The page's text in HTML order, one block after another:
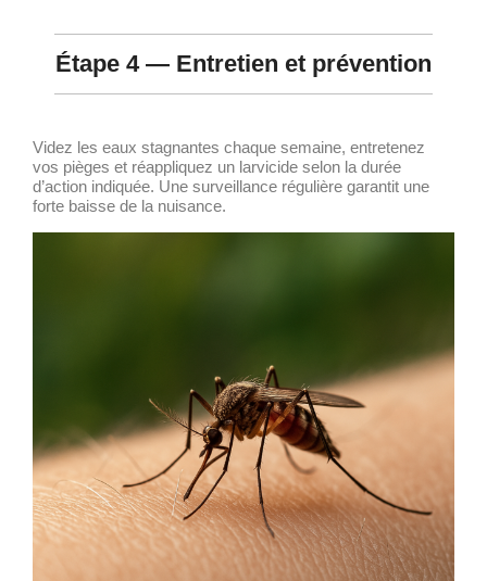
Étape 4 — Entretien et prévention
Videz les eaux stagnantes chaque semaine, entretenez
vos pièges et réappliquez un larvicide selon la durée
d’action indiquée. Une surveillance régulière garantit une
forte baisse de la nuisance.